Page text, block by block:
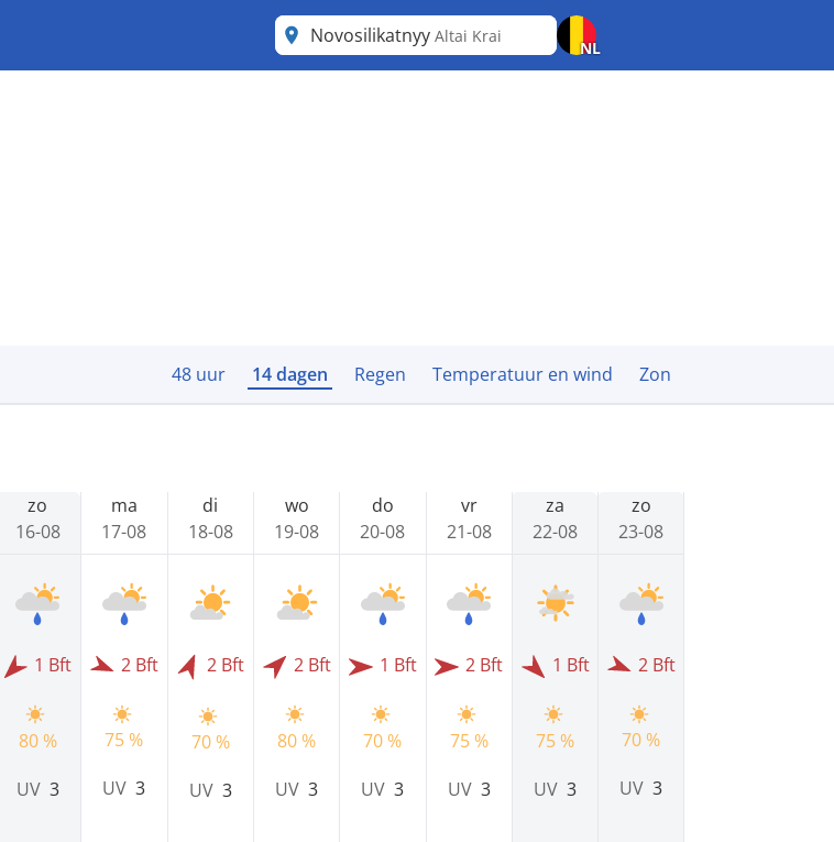
Novosilikatnyy Altai Krai
NL
48 uur 14 dagen Regen Temperatuur en wind Zon
zo
16-08
1 Bft
80 %
UV 3
ma
17-08
2 Bft
75 %
UV3
di
18-08
2 Bft
70 %
UV 3
wo
19-08
2 Bft
80 %
UV3
do
20-08
1 Bft
70 %
UV3
vr
21-08
2 Bft
75 %
UV 3
za
22-08
1 Bft
75 %
UV3
zo
23-08
2 Bft
70 %
UV3